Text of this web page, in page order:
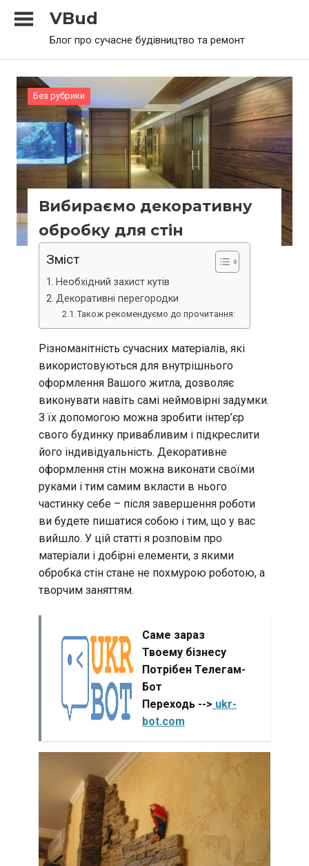
VBud
Блог про сучасне будівництво та ремонт
Без рубрики
Вибираємо декоративну
обробку для стін
Зміст
Необхідний захист кутів
Декоративні перегородки
Також рекомендуємо до прочитання:
Різноманітність сучасних матеріалів, які
використовуються для внутрішнього
оформлення Вашого житла, дозволяє
виконувати навіть самі неймовірні задумки.
З їх допомогою можна зробити інтер’єр
свого будинку привабливим і підкреслити
його індивідуальність. Декоративне
оформлення стін можна виконати своїми
руками і тим самим вкласти в нього
частинку себе – після завершення роботи
ви будете пишатися собою і тим, що у вас
вийшло. У цій статті я розповім про
матеріали і добірні елементи, з якими
обробка стін стане не похмурою роботою, а
творчим заняттям.
Саме зараз
Твоему бізнесу
Потрібен Телегам-
Бот
Переходь --> ukr-
bot.com